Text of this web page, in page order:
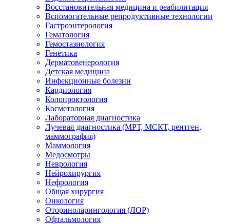
Восстановительная медицина и реабилитация
Вспомогательные репродуктивные технологии
Гастроэнтерология
Гематология
Гемостазиология
Генетика
Дерматовенерология
Детская медицина
Инфекционные болезни
Кардиология
Колопроктология
Косметология
Лабораторная диагностика
Лучевая диагностика (МРТ, МСКТ, рентген,
маммография)
Маммология
Медосмотры
Неврология
Нейрохирургия
Нефрология
Общая хирургия
Онкология
Оториноларингология (ЛОР)
Офтальмология